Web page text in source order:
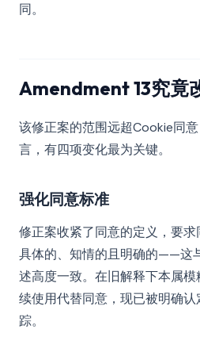
同。
Amendment 13究竟
该修正案的范围远超Cookie同
言，有四项变化最为关键。
强化同意标准
修正案收紧了同意的定义，要求
具体的、知情的且明确的——这
述高度一致。在旧解释下本属
续使用代替同意，现已被明确
踪。